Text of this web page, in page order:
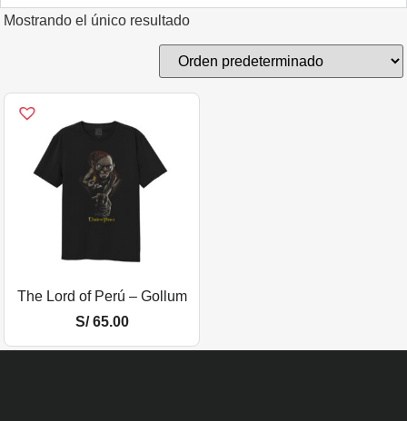
Mostrando el único resultado
The Lord of Perú – Gollum
S/65.00